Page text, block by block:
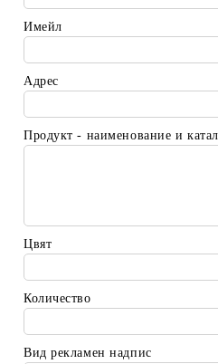
Имейл
Адрес
Продукт - наименование и
Цвят
Количество
Вид рекламен надпис